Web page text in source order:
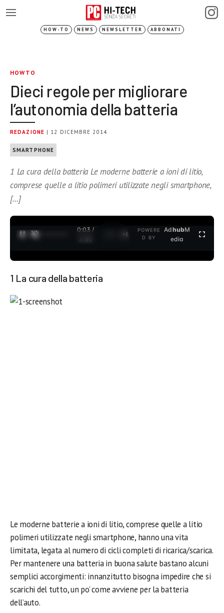
HOW-TO NEWS NEWSLETTER ABBONATI
HOWTO
Dieci regole per migliorare
l’autonomia della batteria
REDAZIONE | 12 DICEMBRE 2014
SMARTPHONE
1 La cura della batteria Le moderne batterie a ioni di litio,
comprese quelle a litio polimeri utilizzate negli smartphone,
[…]
0:04 /
3:35
POWERE
D BY
AdhubM
edia
1 La cura della batteria
Le moderne batterie a ioni di litio, comprese quelle a litio
polimeri utilizzate negli smartphone, hanno una vita
limitata, legata al numero di cicli completi di ricarica/scarica.
Per mantenere una batteria in buona salute bastano alcuni
semplici accorgimenti: innanzitutto bisogna impedire che si
scarichi del tutto, un po’ come avviene per la batteria
dell’auto.